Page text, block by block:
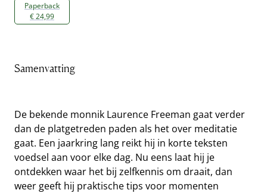
Paperback
€ 24,99
Samenvatting
De bekende monnik Laurence Freeman gaat verder
dan de platgetreden paden als het over meditatie
gaat. Een jaarkring lang reikt hij in korte teksten
voedsel aan voor elke dag. Nu eens laat hij je
ontdekken waar het bij zelfkennis om draait, dan
weer geeft hij praktische tips voor momenten